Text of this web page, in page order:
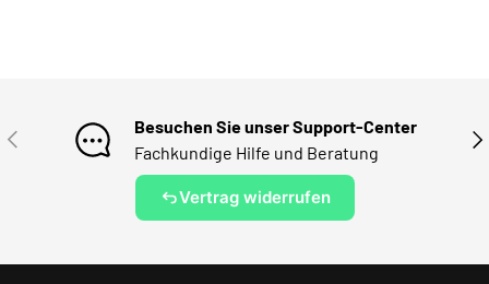
VORHERIGE
Besuchen Sie unser Support-Center
Fachkundige Hilfe und Beratung
Vertrag widerrufen